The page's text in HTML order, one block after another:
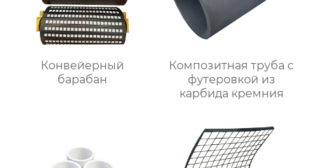
Конвейерный
барабан
Композитная труба с
футеровкой из
карбида кремния